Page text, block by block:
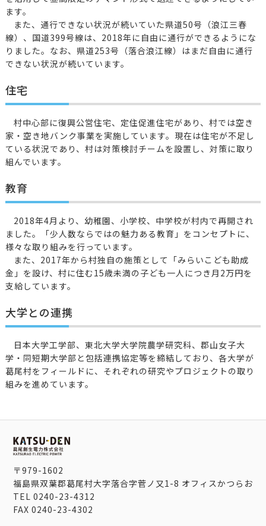
ます。
また、通行できない状況が続いていた県道50号（浪江三春
線）、国道399号線は、2018年に自由に通行ができるようにな
りました。なお、県道253号（落合浪江線）はまだ自由に通行
できない状況が続いています。
住宅
村中心部に復興公営住宅、定住促進住宅があり、村では空き
家・空き地バンク事業を実施しています。現在は住宅が不足し
ている状況であり、村は対策検討チームを設置し、対策に取り
組んでいます。
教育
2018年4月より、幼稚園、小学校、中学校が村内で再開され
ました。「少人数ならではの魅力ある教育」をコンセプトに、
様々な取り組みを行っています。
また、2017年から村独自の施策として「みらいこども助成
金」を設け、村に住む15歳未満の子ども一人につき月2万円を
支給しています。
大学との連携
日本大学工学部、東北大学大学院農学研究科、郡山女子大
学・同短期大学部と包括連携協定等を締結しており、各大学が
葛尾村をフィールドに、それぞれの研究やプロジェクトの取り
組みを進めています。
〒979-1602
福島県双葉郡葛尾村大字落合字菅ノ又1-8 オフィスかつらお
TEL 0240-23-4312
FAX 0240-23-4302